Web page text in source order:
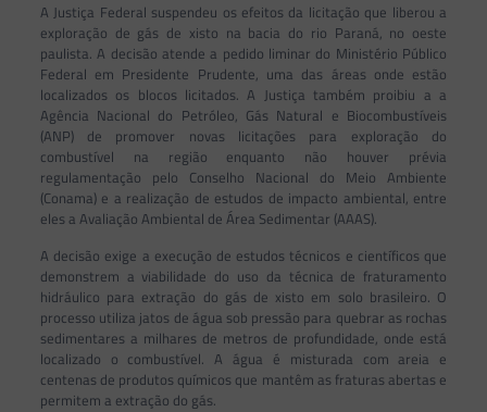
A Justiça Federal suspendeu os efeitos da licitação que liberou a
exploração de gás de xisto na bacia do rio Paraná, no oeste
paulista. A decisão atende a pedido liminar do Ministério Público
Federal em Presidente Prudente, uma das áreas onde estão
localizados os blocos licitados. A Justiça também proibiu a a
Agência Nacional do Petróleo, Gás Natural e Biocombustíveis
(ANP) de promover novas licitações para exploração do
combustível na região enquanto não houver prévia
regulamentação pelo Conselho Nacional do Meio Ambiente
(Conama) e a realização de estudos de impacto ambiental, entre
eles a Avaliação Ambiental de Área Sedimentar (AAAS).
A decisão exige a execução de estudos técnicos e científicos que
demonstrem a viabilidade do uso da técnica de fraturamento
hidráulico para extração do gás de xisto em solo brasileiro. O
processo utiliza jatos de água sob pressão para quebrar as rochas
sedimentares a milhares de metros de profundidade, onde está
localizado o combustível. A água é misturada com areia e
centenas de produtos químicos que mantêm as fraturas abertas e
permitem a extração do gás.